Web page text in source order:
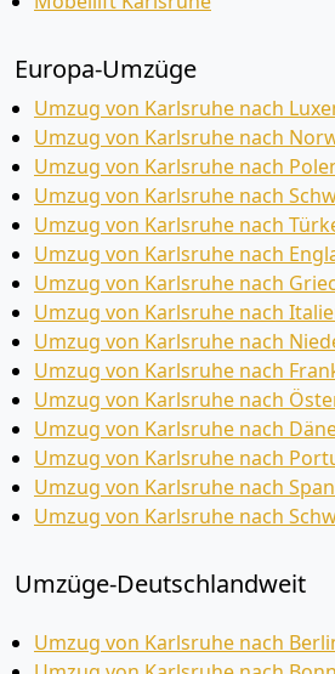
Europa-Umzüge
Umzug von Karlsruhe nach
Umzug von Karlsruhe nach
Umzug von Karlsruhe nach
Umzug von Karlsruhe nach
Umzug von Karlsruhe nach
Umzug von Karlsruhe nach
Umzug von Karlsruhe nach
Umzug von Karlsruhe nach
Umzug von Karlsruhe nach
Umzug von Karlsruhe nach
Umzug von Karlsruhe nach
Umzug von Karlsruhe nach
Umzug von Karlsruhe nach
Umzug von Karlsruhe nach
Umzug von Karlsruhe nach
Umzüge-Deutschlandweit
Umzug von Karlsruhe nach